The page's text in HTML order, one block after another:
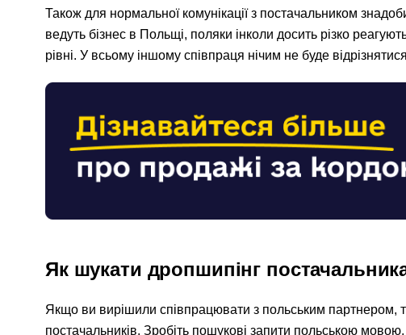
Також для нормальної комунікації з постачальником
ведуть бізнес в Польщі, поляки інколи досить різко
рівні. У всьому іншому співпраця нічим не буде
Як шукати дропшипінг
Якщо ви вирішили співпрацювати з польським партнером,
постачальників. Зробіть пошукові запити польською